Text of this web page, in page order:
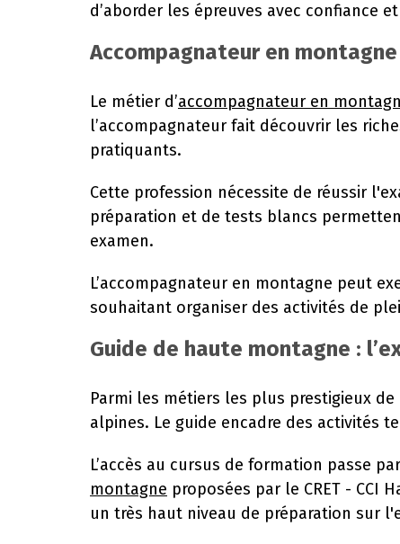
d’aborder les épreuves avec confiance
Accompagnateur en
Le métier d’accompagnateur en
l’accompagnateur fait découvrir les
pratiquants.
Cette profession nécessite de réussir
préparation et de tests blancs
examen.
L’accompagnateur en montagne peut
souhaitant organiser des activités de
Guide de haute montagne :
Parmi les métiers les plus prestigieux
alpines. Le guide encadre des activités
L’accès au cursus de formation passe
montagne proposées par le CRET - CCI
un très haut niveau de préparation sur